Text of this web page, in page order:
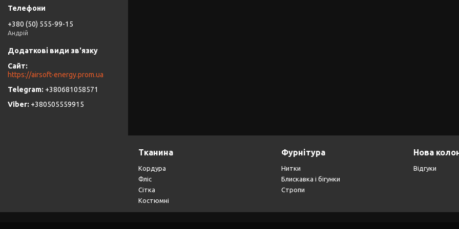
+380 (50) 555-99-15
Андрій
https://airsoft-energy.prom.ua
+380681058571
+380505559915
Тканина
Кордура
Фліс
Сітка
Костюмні
Фурнітура
Нитки
Блискавка і бігунки
Стропи
Нова
Відгуки